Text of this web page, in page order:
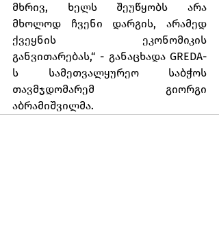
მხრივ, ხელს შეუწყობს არა
მხოლოდ ჩვენი დარგის, არამედ
ქვეყნის ეკონომიკის
განვითარებას,“ - განაცხადა GREDA-
ს სამეთვალყურეო საბჭოს
თავმჯდომარემ გიორგი
აბრამიშვილმა.